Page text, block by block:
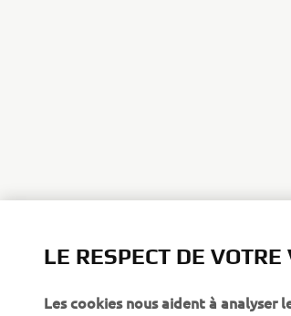
LE RESPECT DE
Les cookies nous aident à